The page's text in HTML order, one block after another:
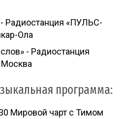
«ПУЛЬС-
Ола
- Радиостанция
Москва
программа:
Мировой чарт с Тимом